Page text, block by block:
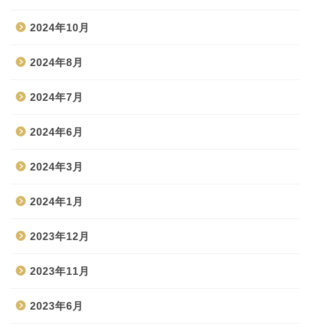
2024年10月
2024年8月
2024年7月
2024年6月
2024年3月
2024年1月
2023年12月
2023年11月
2023年6月